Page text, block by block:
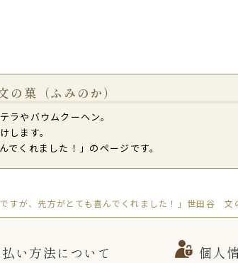
菓（ふみのか）
ラやバウムクーヘン。
します。
でくれました！」のページです。
すが、先方がとても喜んでくれました！」世田谷 文
い方法について 個人